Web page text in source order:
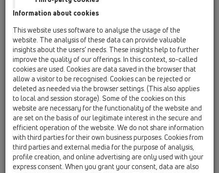
HL80.1H
HL80.1H
Подов сифон DN50/75,
отточна тръба на шарнирна
връзка, фланец с SBS битумна
мембрана, воден затвор,
решетка
Information about cookies
This website uses software to analyse the usage of the
website. The analysis of these data can provide valuable
insights about the users’ needs. These insights help to further
improve the quality of our offerings. In this context, so-called
cookies are used. Cookies are data saved in the browser that
allow a visitor to be recognised. Cookies can be rejected or
deleted as needed via the browser settings. (This also applies
to local and session storage). Some of the cookies on this
website are necessary for the functionality of the website and
are set on the basis of our legitimate interest in the secure and
efficient operation of the website. We do not share information
with third parties for their own business purposes. Cookies from
third parties and external media for the purpose of analysis,
profile creation, and online advertising are only used with your
express consent. When you grant your consent, data are also